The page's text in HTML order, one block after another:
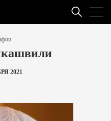
2021